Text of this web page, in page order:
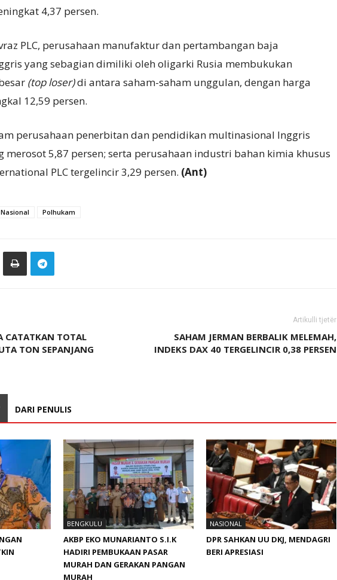
4,37 persen.
PLC, perusahaan manufaktur dan pertambangan baja
yang sebagian dimiliki oleh oligarki Rusia membukukan
(top loser)di antara saham-saham unggulan, dengan harga
12,59 persen.
perusahaan penerbitan dan pendidikan multinasional Inggris
merosot 5,87 persen; serta perusahaan industri bahan kimia khusus
PLC tergelincir 3,29 persen. (Ant)
Nasional Polhukam
CATATKAN TOTAL
TON SEPANJANG
Artikulli tjetër
SAHAM JERMAN BERBALIK MELEMAH,
INDEKS DAX 40 TERGELINCIR 0,38 PERSEN
DARI PENULIS
BENGKULU
AKBP EKO MUNARIANTO S.I.K
HADIRI PEMBUKAAN PASAR
MURAH DAN GERAKAN PANGAN
MURAH
NASIONAL
DPR SAHKAN UU DKJ, MENDAGRI
BERI APRESIASI